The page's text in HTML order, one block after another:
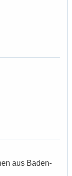
aus Baden-